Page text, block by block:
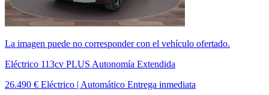
La imagen puede no corresponder con el vehículo ofertado.
Eléctrico 113cv PLUS Autonomía Extendida
26.490 € Eléctrico | Automático Entrega inmediata